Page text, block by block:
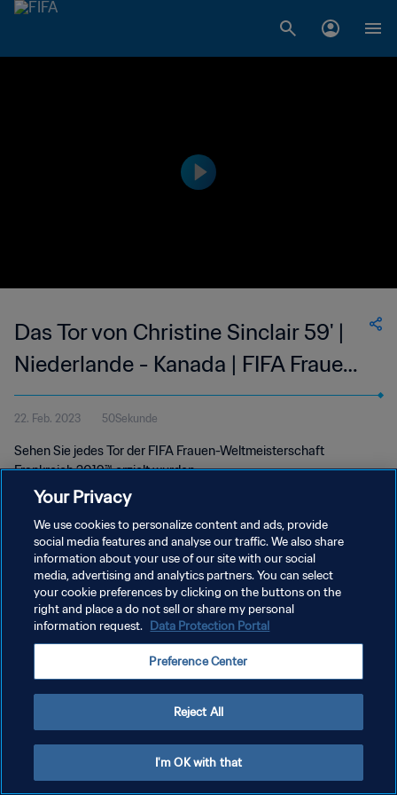
Das Tor von Christine Sinclair 59' |
Niederlande - Kanada | FIFA Frauen-
Weltmeisterschaft Frankreich 2019™
22. Feb. 2023 50Sekunde
Sehen Sie jedes Tor der FIFA Frauen-Weltmeisterschaft
Frankreich 2019™ erzielt wurden.
DATENSCHUTZ
NUTZUNGSBEDINGUNGEN
COOKIE-EINSTELLUNGEN VERWALTEN
Your Privacy
We use cookies to personalize content and ads, provide
social media features and analyse our traffic. We also share
information about your use of our site with our social
media, advertising and analytics partners. You can select
your cookie preferences by clicking on the buttons on the
right and place a do not sell or share my personal
information request. Data Protection Portal
Preference Center
Reject All
I'm OK with that